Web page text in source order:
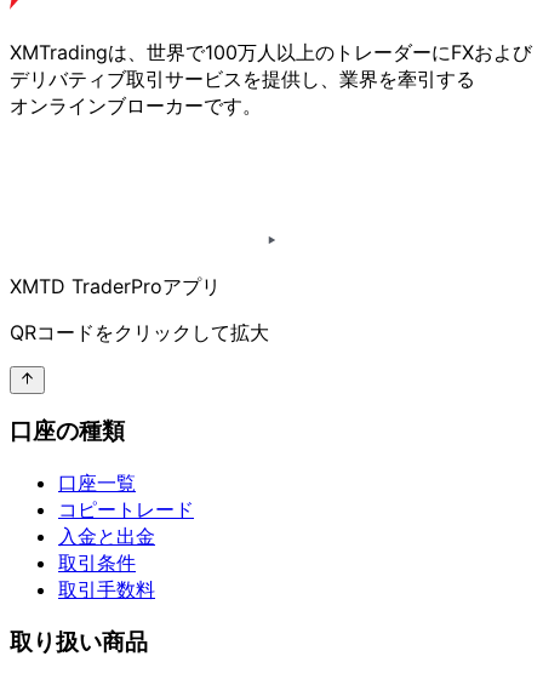
XMTradingは、 世界で100万人以上の トレーダーにFXおよび
デリバティブ取引サービスを提供し、 業界を牽引する
オンラインブローカーです。
XMTD TraderProアプリ
QRコードをクリックして拡大
口座の種類
口座一覧
コピートレード
入金と出金
取引条件
取引手数料
取り扱い商品